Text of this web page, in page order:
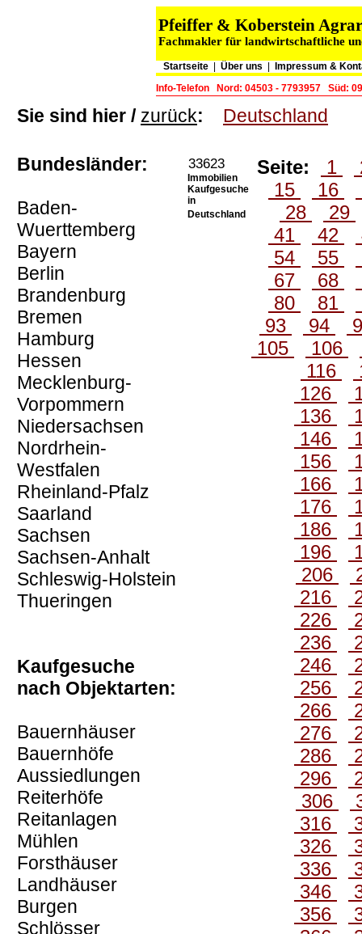
Pfeiffer & Koberstein
Fachmakler für landwirtschaftliche
Startseite| Über uns
Impressum &
Info-Telefon
Nord: 04503 - 7793957 Süd:
Sie sind hier / zurück: Deutschland
Bundesländer:
Baden-
Wuerttemberg
Bayern
Berlin
Brandenburg
Bremen
Hamburg
Hessen
Mecklenburg-
Vorpommern
Niedersachsen
Nordrhein-
Westfalen
Rheinland-Pfalz
Saarland
Sachsen
Sachsen-Anhalt
Schleswig-Holstein
Thueringen
Kaufgesuche
nach Objektarten:
Bauernhäuser
Bauernhöfe
Aussiedlungen
Reiterhöfe
Reitanlagen
Mühlen
Forsthäuser
Landhäuser
Burgen
Schlösser
33623
Immobilien
Kaufgesuche
in
Deutschland
Seite: 1
15
16
28
29
41
42
54
55
67
68
80
81
93
94
105
106
116
126
136
146
156
166
176
186
196
206
216
226
236
246
256
266
276
286
296
306
316
326
336
346
356